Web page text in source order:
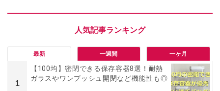
最新 一週間 一ヶ月
1
【100均】密閉できる保存容器8選！耐熱
ガラスやワンプッシュ開閉など機能性も◎